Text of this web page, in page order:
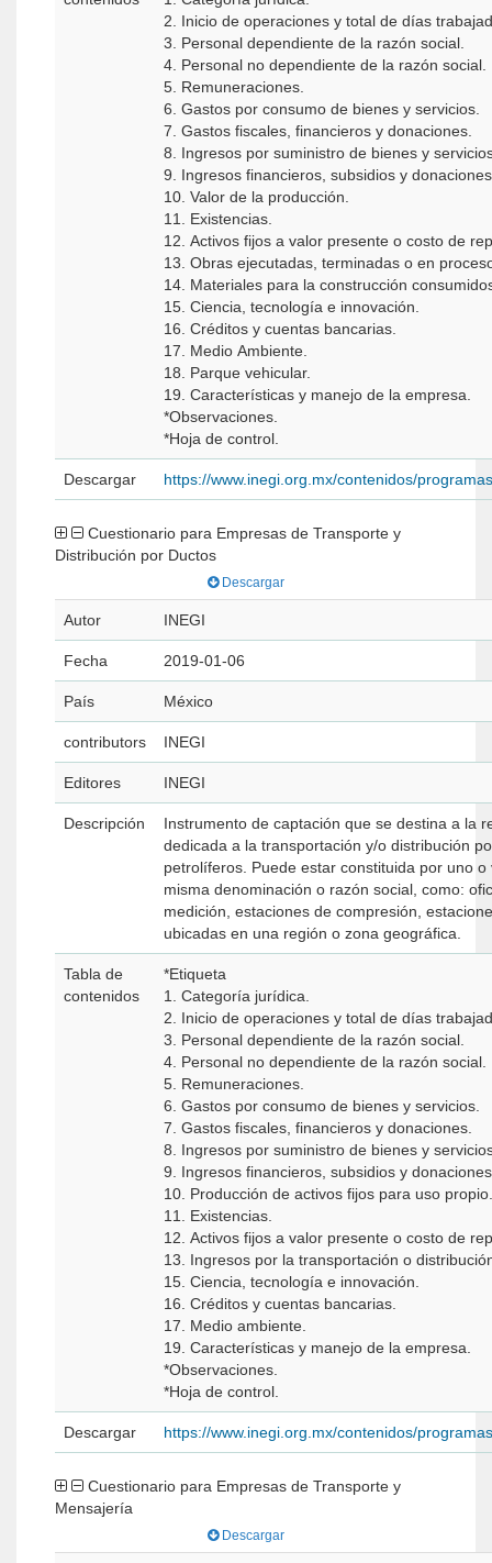
2. Inicio de operaciones y total de días
3. Personal dependiente de la razón social.
4. Personal no dependiente de la razón social.
5. Remuneraciones.
6. Gastos por consumo de bienes y servicios.
7. Gastos fiscales, financieros y donaciones.
8. Ingresos por suministro de bienes y
9. Ingresos financieros, subsidios y
10. Valor de la producción.
11. Existencias.
12. Activos fijos a valor presente o costo de
13. Obras ejecutadas, terminadas o en
14. Materiales para la construcción
15. Ciencia, tecnología e innovación.
16. Créditos y cuentas bancarias.
17. Medio Ambiente.
18. Parque vehicular.
19. Características y manejo de la empresa.
*Observaciones.
*Hoja de control.
Descargar https://www.inegi.org.mx/contenidos/
Distribución por Ductos
Descargar
Autor INEGI
Fecha 2019-01-06
País México
contributors INEGI
Editores INEGI
Descripción
Instrumento de captación que se destina a la
dedicada a la transportación y/o distribución
petrolíferos. Puede estar constituida por uno
misma denominación o razón social, como:
medición, estaciones de compresión,
ubicadas en una región o zona geográfica.
Tabla de
contenidos
*Etiqueta
1. Categoría jurídica.
2. Inicio de operaciones y total de días
3. Personal dependiente de la razón social.
4. Personal no dependiente de la razón social.
5. Remuneraciones.
6. Gastos por consumo de bienes y servicios.
7. Gastos fiscales, financieros y donaciones.
8. Ingresos por suministro de bienes y
9. Ingresos financieros, subsidios y
10. Producción de activos fijos para uso propio.
11. Existencias.
12. Activos fijos a valor presente o costo de
13. Ingresos por la transportación o
15. Ciencia, tecnología e innovación.
16. Créditos y cuentas bancarias.
17. Medio ambiente.
19. Características y manejo de la empresa.
*Observaciones.
*Hoja de control.
Descargar https://www.inegi.org.mx/contenidos/
Mensajería
Descargar